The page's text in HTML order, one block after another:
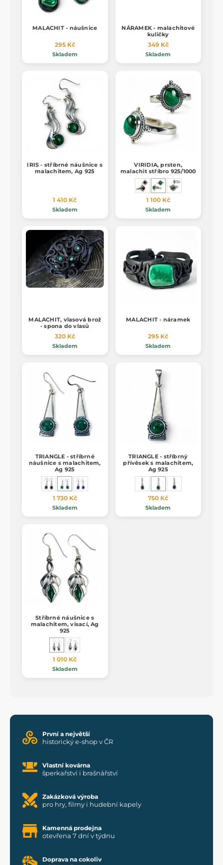
MALACHIT - náušnice
295 Kč
Skladem
NÁRAMEK - malachitové
kuličky
349 Kč
Skladem
IRIS - stříbrné náušnice s
malachitem, Ag 925
1 410 Kč
Skladem
VIRIDIA, prsten,
malachit stříbro 925/1000
1 100 Kč
Skladem
MALACHIT, vlasová brož
- spona do vlasů
320 Kč
Skladem
MALACHIT - náramek
295 Kč
Skladem
TRIANGLE - stříbrné
náušnice s malachitem,
Ag 925
1 730 Kč
Skladem
TRIANGLE - stříbrný
přívěsek s malachitem,
Ag 925
750 Kč
Skladem
Stříbrné náušnice s
malachitem, visací, Ag
925
1 010 Kč
Skladem
První a největší
historický e-shop v ČR
Vlastní kovárna
šperkařství i brašnářství
Zakázková výroba
pro hry, filmy i hudební kapely
Kamenná prodejna
otevřena 7 dní v týdnu
Doprava na cokoliv